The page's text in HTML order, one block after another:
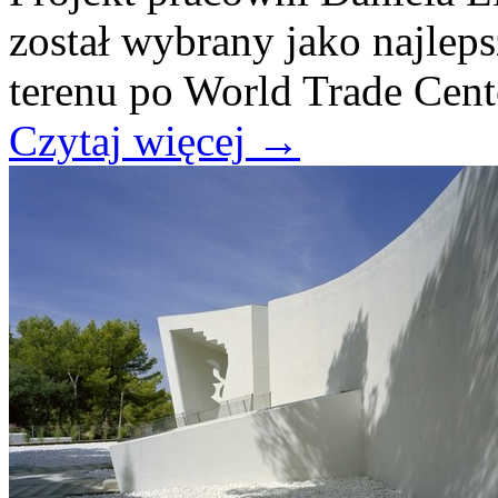
został wybrany jako
terenu po World Trade
Czytaj więcej →